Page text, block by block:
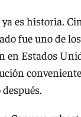
ya es historia.
fue uno de
en Estados